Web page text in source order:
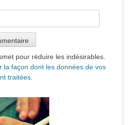
pour réduire les indésirables.
la façon dont les données de vos
traitées